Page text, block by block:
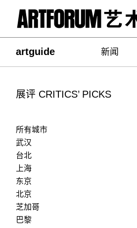
artguide 新闻
展评 CRITICS’ PICKS
所有城市
武汉
台北
上海
东京
北京
芝加哥
巴黎